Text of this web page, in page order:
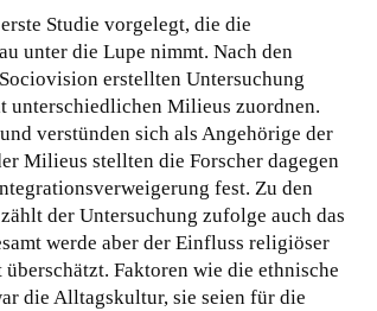
Studie vorgelegt, die die
unter die Lupe nimmt. Nach den
erstellten Untersuchung
unterschiedlichen Milieus zuordnen.
verstünden sich als Angehörige der
Milieus stellten die Forscher dagegen
fest. Zu den
der Untersuchung zufolge auch das
werde aber der Einfluss religiöser
Faktoren wie die ethnische
die Alltagskultur, sie seien für die